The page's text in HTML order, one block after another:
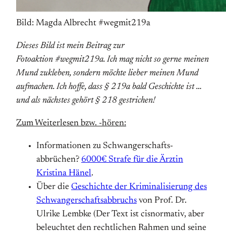
Bild: Magda Albrecht #wegmit219a
Dieses Bild ist mein Beitrag zur
Fotoaktion #wegmit219a. Ich mag nicht so gerne meinen
Mund zukleben, sondern möchte lieber meinen Mund
aufmachen. Ich hoffe, dass § 219a bald Geschichte ist …
und als nächstes gehört § 218 gestrichen!
Zum Weiterlesen bzw. -hören:
Informationen zu Schwanger­schafts­
abbrüchen? 6000€ Strafe für die Ärztin
Kristina Hänel.
Über die Geschichte der Kriminalisierung des
Schwanger­schafts­abbruchs von Prof. Dr.
Ulrike Lembke (Der Text ist cisnormativ, aber
beleuchtet den rechtlichen Rahmen und seine